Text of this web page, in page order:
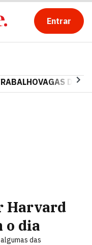
Entrar
VAGAS DE
Harvard
o dia
das